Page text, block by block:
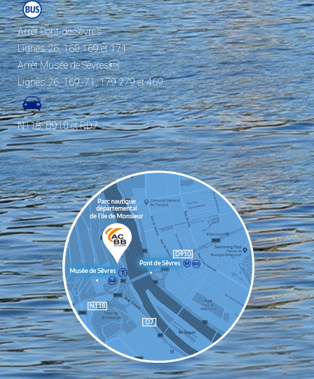
Arrêt Pont-de-Sèvres
Lignes 26, 160,169 et 171
Arrêt Musée de Sèvres
Lignes 26, 169, 71, 179 279 et 469
N118, D910 et RD7